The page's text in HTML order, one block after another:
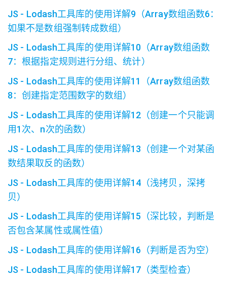
JS - Lodash工具库的使用详解9（Array数组函数6：
如果不是数组强制转成数组）
JS - Lodash工具库的使用详解10（Array数组函数
7：根据指定规则进行分组、统计）
JS - Lodash工具库的使用详解11（Array数组函数
8：创建指定范围数字的数组）
JS - Lodash工具库的使用详解12（创建一个只能调
用1次、n次的函数）
JS - Lodash工具库的使用详解13（创建一个对某函
数结果取反的函数）
JS - Lodash工具库的使用详解14（浅拷贝，深拷
贝）
JS - Lodash工具库的使用详解15（深比较，判断是
否包含某属性或属性值）
JS - Lodash工具库的使用详解16（判断是否为空）
JS - Lodash工具库的使用详解17（类型检查）